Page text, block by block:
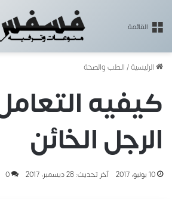
القائمة
الرئيسية/الطب والصحة
كيفيه
الرجل الخائن
10 يونيو، 2017 آخر تحديث: 28 ديسمبر، 2017 0